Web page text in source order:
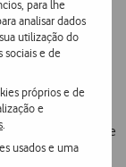
para lhe
analisar dados
utilização do
sociais e de
próprios e de
e
usados e uma
de RAM, 2 GB
com flash
e ainda câmara
em branco e
ser adquirido
vinculação de